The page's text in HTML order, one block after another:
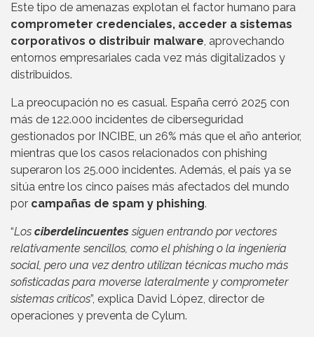
Este tipo de amenazas explotan el factor humano para
comprometer credenciales, acceder a sistemas
corporativos o distribuir malware, aprovechando
entornos empresariales cada vez más digitalizados y
distribuidos.
La preocupación no es casual. España cerró 2025 con
más de 122.000 incidentes de ciberseguridad
gestionados por INCIBE, un 26% más que el año anterior,
mientras que los casos relacionados con phishing
superaron los 25.000 incidentes. Además, el país ya se
sitúa entre los cinco países más afectados del mundo
por campañas de spam y phishing.
“Los ciberdelincuentes siguen entrando por vectores
relativamente sencillos, como el phishing o la ingeniería
social, pero una vez dentro utilizan técnicas mucho más
sofisticadas para moverse lateralmente y comprometer
sistemas críticos”, explica David López, director de
operaciones y preventa de Cylum.